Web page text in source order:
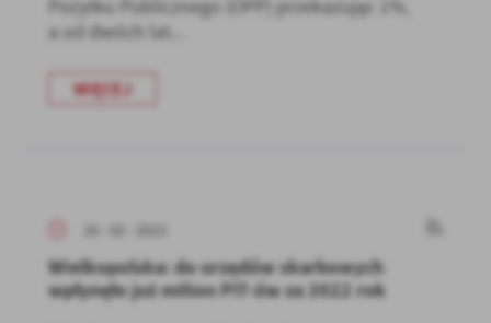
Pożytku Publicznego (OPP) przekazując 1%,
a od dwóch lat...
WIĘCEJ
16 - 03 - 2023
Wielkopolska: do urzędów skarbowych
wpłynęło już milion PIT-ów za 2022 rok